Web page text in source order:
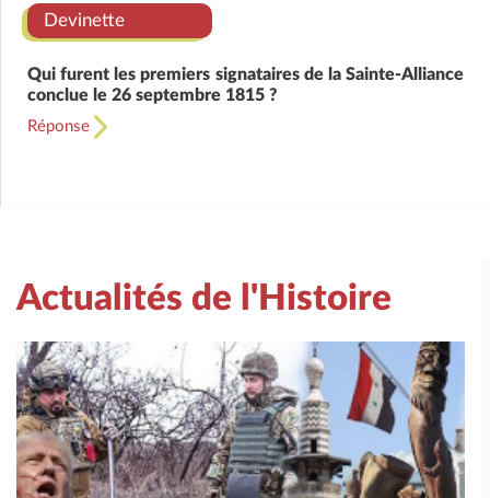
Devinette
Qui furent les premiers signataires de la Sainte-Alliance
conclue le 26 septembre 1815 ?
Réponse
Actualités de l'Histoire